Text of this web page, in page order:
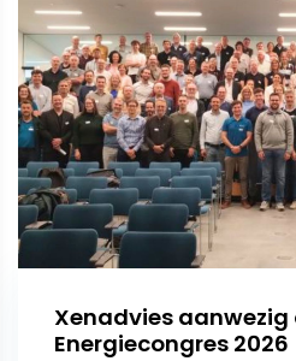
Xenadvies aanwezig
Energiecongres 2026